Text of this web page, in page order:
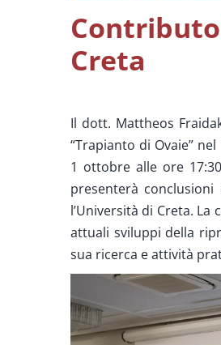
Creta
Il dott. Mattheos
“Trapianto di Ovaie”
1 ottobre alle ore
presenterà
l’Università di Creta.
attuali sviluppi della
sua ricerca e attività